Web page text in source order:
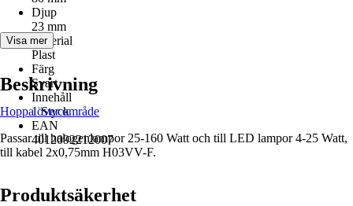
Djup
23 mm
Material
Plast
Färg
Svart
Innehåll
1 Styck
EAN
4012092212007
Visa mer
Beskrivning
Hoppa över område
Passar till halogenlampor 25-160 Watt och till LED lampor 4-25 Watt,
till kabel 2x0,75mm H03VV-F.
Produktsäkerhet